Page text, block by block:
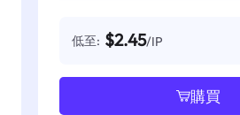
低至: $2.45/IP
購買